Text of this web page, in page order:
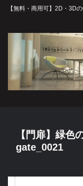
【無料・商用可】2D・3D
【門扉】緑色
gate_0021